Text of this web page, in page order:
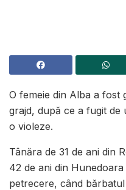
O femeie din Alba a fost
grajd, după ce a fugit
o violeze.
Tânăra de 31 de ani din
42 de ani din
petrecere, când